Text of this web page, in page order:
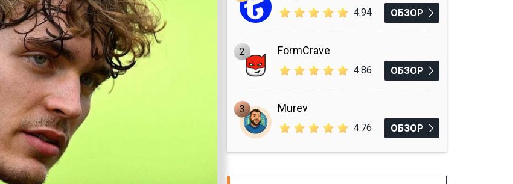
4.94 ОБЗОР
2 FormCrave
4.86 ОБЗОР
3 Murev
4.76 ОБЗОР